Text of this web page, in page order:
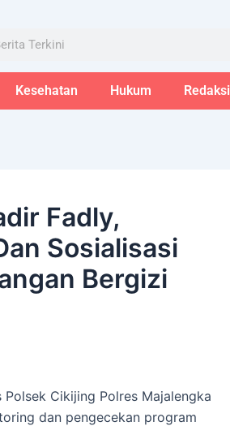
Kesehatan Hukum Redaksi
Fadly,
Sosialisasi
Bergizi
Polsek Cikijing Polres Majalengka
dan pengecekan program